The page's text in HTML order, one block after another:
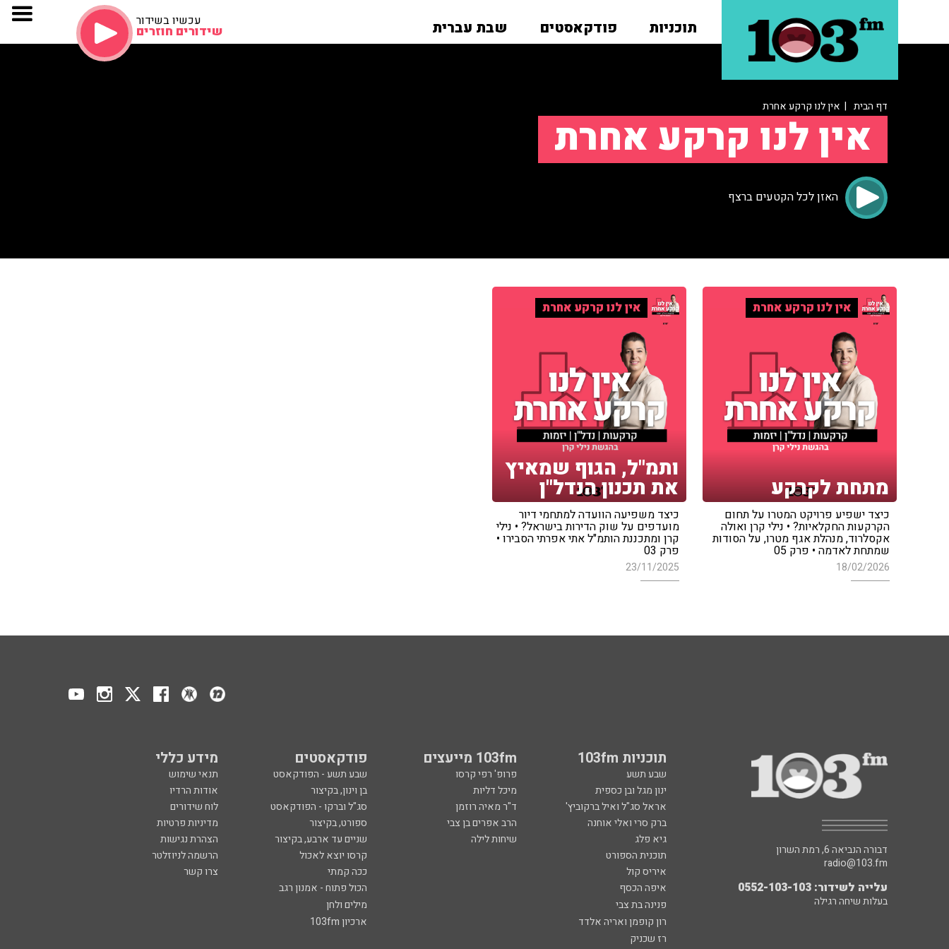
תוכניות פודקאסטים שבת עברית עכשיו בשידור
שידורים חוזרים
דף הבית | אין לנו קרקע אחרת
אין לנו קרקע אחרת
האזן לכל הקטעים ברצף
אין לנו קרקע אחרת
מתחת לקרקע
כיצד ישפיע פרויקט המטרו על תחום
הקרקעות החקלאיות? • נילי קרן ואולה
אקסלרוד, מנהלת אגף מטרו, על הסודות
שמתחת לאדמה • פרק 05
18/02/2026
אין לנו קרקע אחרת
ותמ"ל, הגוף שמאיץ
את תכנון הנדל"ן
כיצד משפיעה הוועדה למתחמי דיור
מועדפים על שוק הדירות בישראל? • נילי
קרן ומתכננת הותמ"ל אתי אפרתי הסבירו •
פרק 03
23/11/2025
תוכניות 103fm 103fm מייעצים פודקאסטים מידע כללי
שבע תשע פרופ' רפי קרסו שבע תשע - הפודקאסט
תנאי שימוש
ינון מגל ובן כספית
מיכל דליות בן וינון, בקיצור
אודות הרדיו
אראל סג"ל ואיל ברקוביץ'
ד"ר מאיה רוזמן סג"ל וברקו - הפודקאסט
לוח שידורים
ברק סרי ואלי אוחנה
הרב אפרים בן צבי ספורט, בקיצור
מדיניות פרטיות
גיא פלג
שיחות לילה שניים עד ארבע, בקיצור
הצהרת נגישות
תוכנית הספורט
קרסו יוצא לאכול
הרשמה לניוזלטר
איריס קול
ככה קמתי
צרו קשר
איפה הכסף
הכול פתוח - אמנון רגב
פנינה בת צבי
מילים ולחן
רון קופמן ואריה אלדד
ארכיון 103fm
רז שכניק
דבורה הנביאה 6, רמת השרון
radio@103.fm
עלייה לשידור: 0552-103-103
בעלות שיחה רגילה